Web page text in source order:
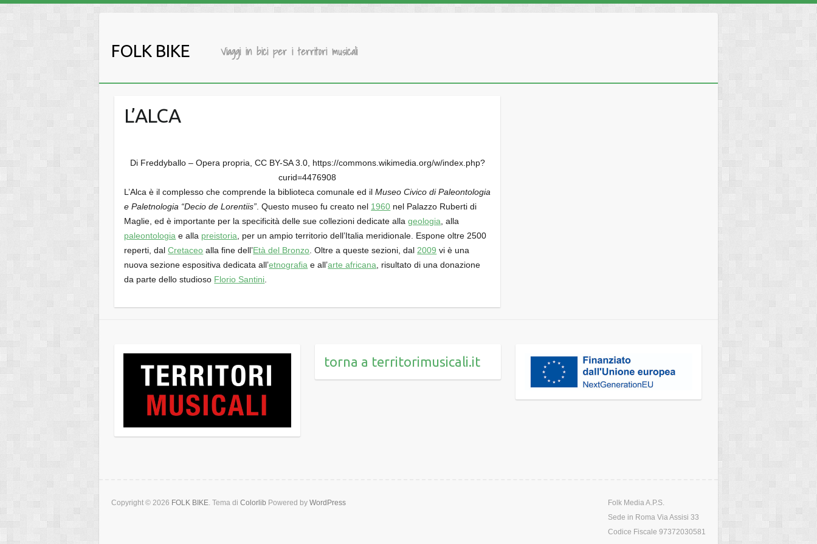
contenuto
FOLK BIKE Viaggi in bici per i territori musicali
L’ALCA
Di Freddyballo – Opera propria, CC BY-SA 3.0, https://commons.wikimedia.org/w/index.php?
curid=4476908
L’Alca è il complesso che comprende la biblioteca comunale ed ilMuseo Civico di Paleontologia
e Paletnologia “Decio de Lorentiis” . Questo museo fu creato nel 1960 nel Palazzo Ruberti di
Maglie, ed è importante per la specificità delle sue collezioni dedicate allageologia , alla
paleontologia e alla preistoria , per un ampio territorio dell’Italia meridionale. Espone oltre 2500
reperti, dalCretaceo alla fine dell’Età del Bronzo . Oltre a queste sezioni, dal 2009 vi è una
nuova sezione espositiva dedicata all’etnografia e all’arte africana , risultato di una donazione
da parte dello studioso Florio Santini
torna a territorimusicali.it
Copyright © 2026 FOLK BIKE. Tema di Colorlib Powered by WordPress
Folk Media A.P.S.
Sede in Roma Via Assisi 33
Codice Fiscale 97372030581